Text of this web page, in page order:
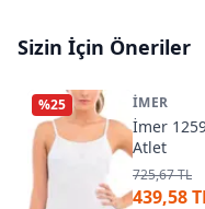
Sizin İçin Öneriler
%25 İMER
İmer
Atlet
725,67 TL
439,58